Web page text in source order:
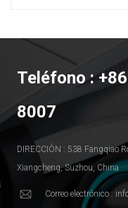
Teléfono :
8007
DIRECCIÓN : 538 Fangqiao
Xiangcheng, Suzhou, China
Correo electrónico :